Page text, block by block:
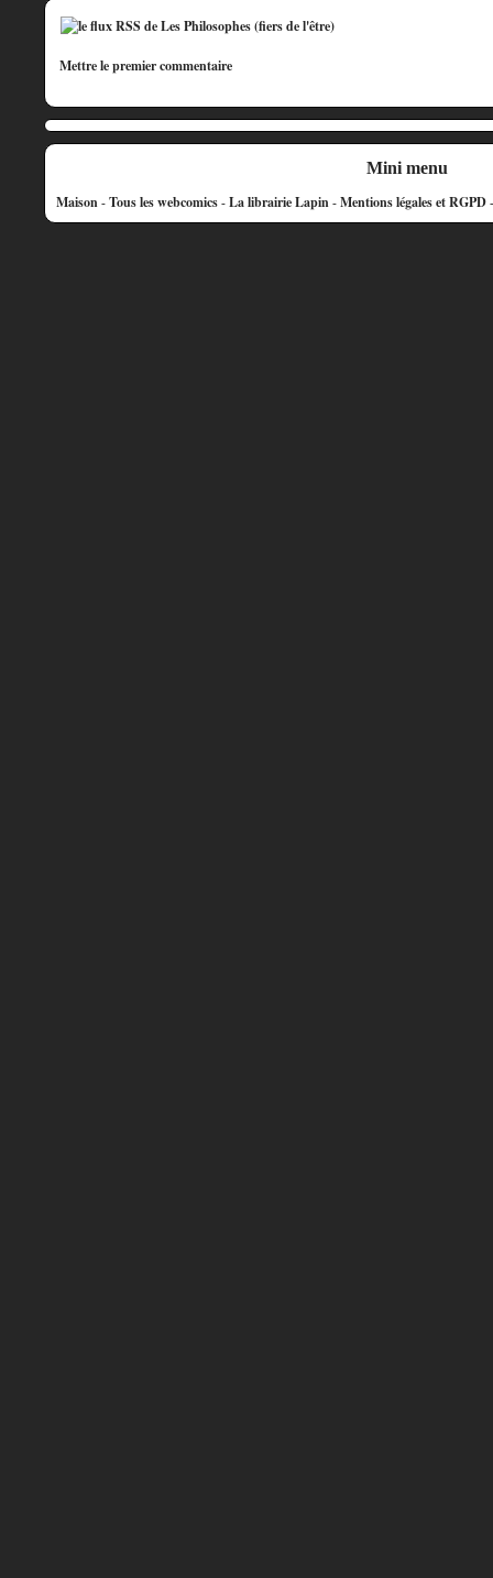
Mettre le premier commentaire
Mini menu
Maison-Tous les webcomics-La librairie Lapin-Mentions légales et RGPD